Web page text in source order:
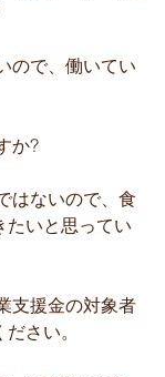
ので、働いてい
か?
はないので、食
たいと思ってい
支援金の対象者
さい。